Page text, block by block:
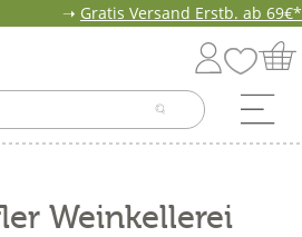
➝ Gratis Versand Erstb. ab 69€*
Weinkellerei